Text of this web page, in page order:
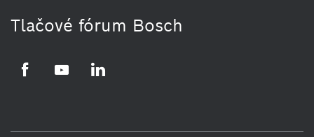
Tlačové fórum Bosch